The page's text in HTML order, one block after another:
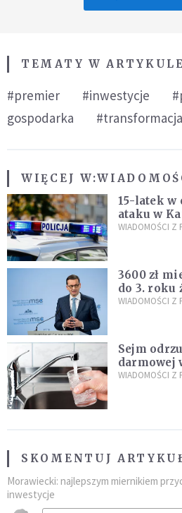
TEMATY W ARTYKULE
#premier #inwestycje
gospodarka
#transformacja
WIĘCEJ W:
15-latek w
ataku w
Policja
WIADOMOŚCI Z
3600 zł
do 3. roku
propozycji
WIADOMOŚCI Z
Sejm
darmowej
WIADOMOŚCI Z
SKOMENTUJ
Morawiecki: najlepszym miernikiem
inwestycje